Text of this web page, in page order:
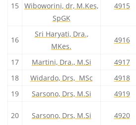
15
Wiboworini, dr, M.Kes,
SpGK
4915
16
Sri Haryati, Dra.,
MKes.
4916
17 Martini, Dra., M.Si 4917
18
Widardo, Drs, MSc 4918
19
Sarsono, Drs, M.Si 4919
20 Sarsono, Drs, M.Si 4920